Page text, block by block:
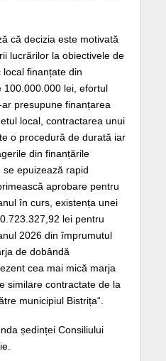
că decizia este motivată
lucrărilor la obiectivele de
local finanțate din
lei, efortul
presupune finanțarea
local, contractarea unui
o procedură de durată iar
din finanțările
epuizează rapid
aprobare pentru
în curs, existența unei
lei pentru
2026 din împrumutul
de dobândă
cea mai mică marja
similare contractate de la
municipiul Bistrița“.
ședinței Consiliului